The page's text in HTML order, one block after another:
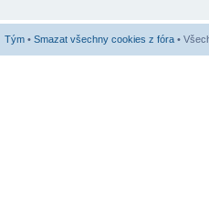
Tým • Smazat všechny cookies z fóra •